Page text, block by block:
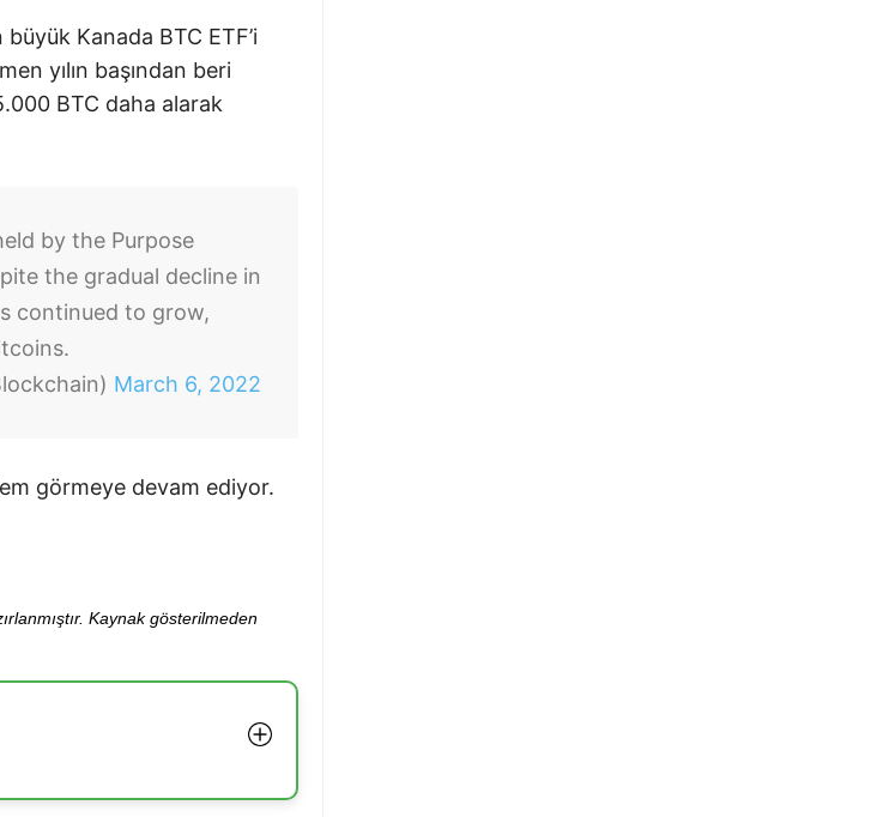
Kanada BTC ETF’i
yılın başından beri
BTC daha alarak
by the Purpose
the gradual decline in
continued to grow,
March 6, 2022
görmeye devam ediyor.
Kaynak gösterilmeden